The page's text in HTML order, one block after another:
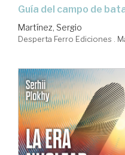
Guía del campo de
Martínez, Sergio
Desperta Ferro Ediciones .